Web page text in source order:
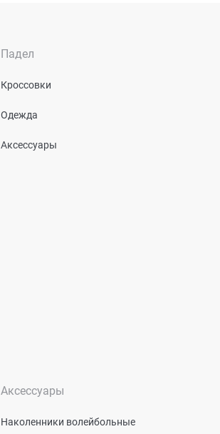
Падел
Кроссовки
Одежда
Аксессуары
Аксессуары
Наколенники волейбольные